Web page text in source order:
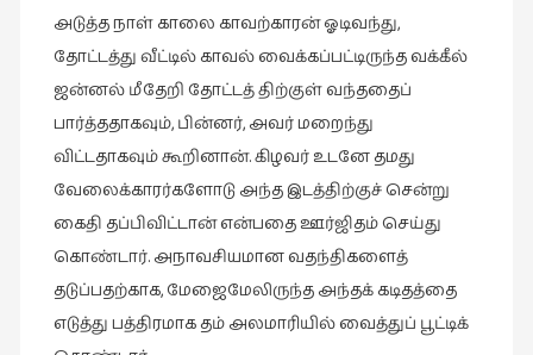
அடுத்த நாள் காலை காவற்காரன் ஓடிவந்து,
தோட்டத்து வீட்டில் காவல் வைக்கப்பட்டிருந்த வக்கீல்
ஜன்னல் மீதேறி தோட்டத் திற்குள் வந்ததைப்
பார்த்ததாகவும், பின்னர், அவர் மறைந்து
விட்டதாகவும் கூறினான். கிழவர் உடனே தமது
வேலைக்காரர்களோடு அந்த இடத்திற்குச் சென்று
கைதி தப்பிவிட்டான் என்பதை ஊர்ஜிதம் செய்து
கொண்டார். அநாவசியமான வதந்திகளைத்
தடுப்பதற்காக, மேஜைமேலிருந்த அந்தக் கடிதத்தை
எடுத்து பத்திரமாக தம் அலமாரியில் வைத்துப் பூட்டிக்